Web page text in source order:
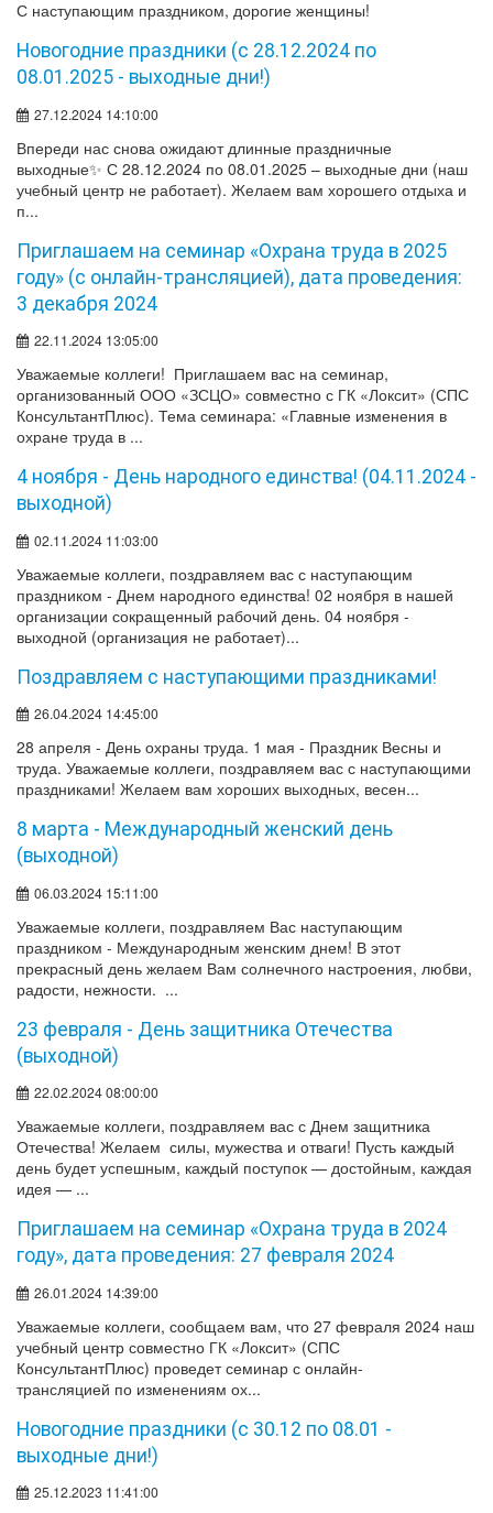
С наступающим праздником, дорогие женщины!
Новогодние праздники (с 28.12.2024 по
08.01.2025 - выходные дни!)
27.12.2024 14:10:00
Впереди нас снова ожидают длинные праздничные
выходные✨ С 28.12.2024 по 08.01.2025 – выходные дни (наш
учебный центр не работает). Желаем вам хорошего отдыха и
п...
Приглашаем на семинар «Охрана труда в 2025
году» (с онлайн-трансляцией), дата проведения:
3 декабря 2024
22.11.2024 13:05:00
Уважаемые коллеги! Приглашаем вас на семинар,
организованный ООО «ЗСЦО» совместно с ГК «Локсит» (СПС
КонсультантПлюс). Тема семинара: «Главные изменения в
охране труда в ...
4 ноября - День народного единства! (04.11.2024 -
выходной)
02.11.2024 11:03:00
Уважаемые коллеги, поздравляем вас с наступающим
праздником - Днем народного единства! 02 ноября в нашей
организации сокращенный рабочий день. 04 ноября -
выходной (организация не работает)...
Поздравляем с наступающими праздниками!
26.04.2024 14:45:00
28 апреля - День охраны труда. 1 мая - Праздник Весны и
труда. Уважаемые коллеги, поздравляем вас с наступающими
праздниками! Желаем вам хороших выходных, весен...
8 марта - Международный женский день
(выходной)
06.03.2024 15:11:00
Уважаемые коллеги, поздравляем Вас наступающим
праздником - Международным женским днем! В этот
прекрасный день желаем Вам солнечного настроения, любви,
радости, нежности. ...
23 февраля - День защитника Отечества
(выходной)
22.02.2024 08:00:00
Уважаемые коллеги, поздравляем вас с Днем защитника
Отечества! Желаем силы, мужества и отваги! Пусть каждый
день будет успешным, каждый поступок — достойным, каждая
идея — ...
Приглашаем на семинар «Охрана труда в 2024
году», дата проведения: 27 февраля 2024
26.01.2024 14:39:00
Уважаемые коллеги, сообщаем вам, что 27 февраля 2024 наш
учебный центр совместно ГК «Локсит» (СПС
КонсультантПлюс) проведет семинар с онлайн-
трансляцией по изменениям ох...
Новогодние праздники (с 30.12 по 08.01 -
выходные дни!)
25.12.2023 11:41:00